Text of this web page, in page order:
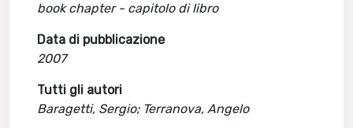
book chapter - capitolo di libro
Data di pubblicazione
2007
Tutti gli autori
Baragetti, Sergio; Terranova, Angelo